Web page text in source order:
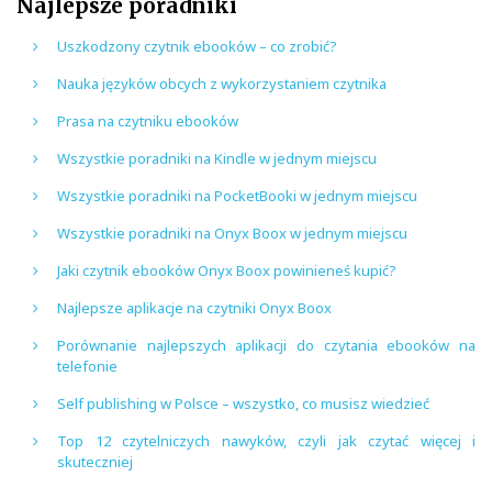
Najlepsze poradniki
Uszkodzony czytnik ebooków – co zrobić?
Nauka języków obcych z wykorzystaniem czytnika
Prasa na czytniku ebooków
Wszystkie poradniki na Kindle w jednym miejscu
Wszystkie poradniki na PocketBooki w jednym miejscu
Wszystkie poradniki na Onyx Boox w jednym miejscu
Jaki czytnik ebooków Onyx Boox powinieneś kupić?
Najlepsze aplikacje na czytniki Onyx Boox
Porównanie najlepszych aplikacji do czytania ebooków na
telefonie
Self publishing w Polsce – wszystko, co musisz wiedzieć
Top 12 czytelniczych nawyków, czyli jak czytać więcej i
skuteczniej